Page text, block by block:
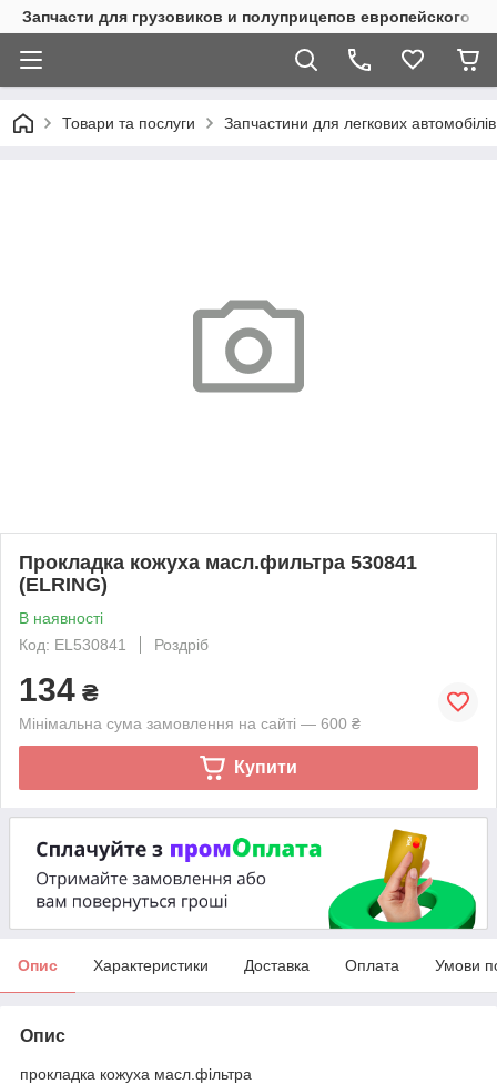
Запчасти для грузовиков и полуприцепов европейского
Товари та послуги Запчастини для легкових автомобілів
Прокладка кожуха масл.фильтра 530841
(ELRING)
В наявності
Код: EL530841
Роздріб
134 ₴
Мінімальна сума замовлення на сайті — 600 ₴
Купити
Опис Характеристики Доставка Оплата Умови
Опис
прокладка кожуха масл.фільтра